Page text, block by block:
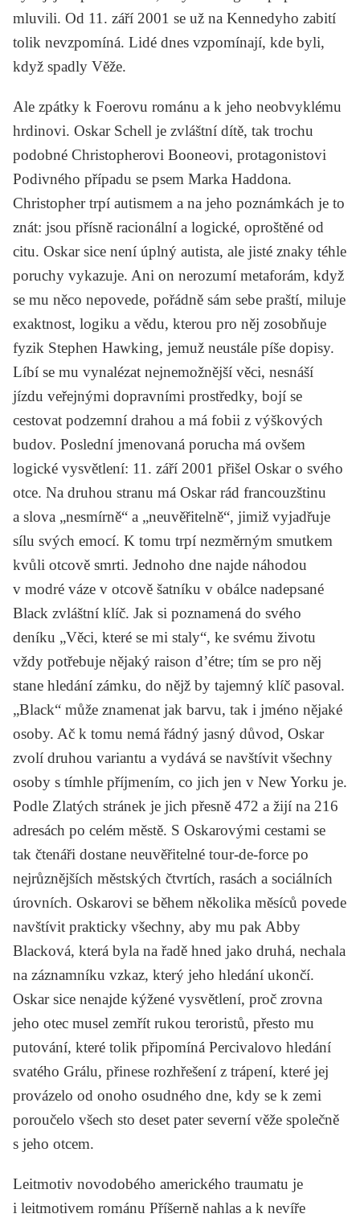
mluvili. Od 11. září 2001 se už na Kennedyho zabití
tolik nevzpomíná. Lidé dnes vzpomínají, kde byli,
když spadly Věže.
Ale zpátky k Foerovu románu a k jeho neobvyklému
hrdinovi. Oskar Schell je zvláštní dítě, tak trochu
podobné Christopherovi Booneovi, protagonistovi
Podivného případu se psem Marka Haddona.
Christopher trpí autismem a na jeho poznámkách je to
znát: jsou přísně racionální a logické, oproštěné od
citu. Oskar sice není úplný autista, ale jisté znaky téhle
poruchy vykazuje. Ani on nerozumí metaforám, když
se mu něco nepovede, pořádně sám sebe praští, miluje
exaktnost, logiku a vědu, kterou pro něj zosobňuje
fyzik Stephen Hawking, jemuž neustále píše dopisy.
Líbí se mu vynalézat nejnemožnější věci, nesnáší
jízdu veřejnými dopravními prostředky, bojí se
cestovat podzemní drahou a má fobii z výškových
budov. Poslední jmenovaná porucha má ovšem
logické vysvětlení: 11. září 2001 přišel Oskar o svého
otce. Na druhou stranu má Oskar rád francouzštinu
a slova „nesmírně“ a „neuvěřitelně“, jimiž vyjadřuje
sílu svých emocí. K tomu trpí nezměrným smutkem
kvůli otcově smrti. Jednoho dne najde náhodou
v modré váze v otcově šatníku v obálce nadepsané
Black zvláštní klíč. Jak si poznamená do svého
deníku „Věci, které se mi staly“, ke svému životu
vždy potřebuje nějaký raison d’étre; tím se pro něj
stane hledání zámku, do nějž by tajemný klíč pasoval.
„Black“ může znamenat jak barvu, tak i jméno nějaké
osoby. Ač k tomu nemá řádný jasný důvod, Oskar
zvolí druhou variantu a vydává se navštívit všechny
osoby s tímhle příjmením, co jich jen v New Yorku je.
Podle Zlatých stránek je jich přesně 472 a žijí na 216
adresách po celém městě. S Oskarovými cestami se
tak čtenáři dostane neuvěřitelné tour-de-force po
nejrůznějších městských čtvrtích, rasách a sociálních
úrovních. Oskarovi se během několika měsíců povede
navštívit prakticky všechny, aby mu pak Abby
Blacková, která byla na řadě hned jako druhá, nechala
na záznamníku vzkaz, který jeho hledání ukončí.
Oskar sice nenajde kýžené vysvětlení, proč zrovna
jeho otec musel zemřít rukou teroristů, přesto mu
putování, které tolik připomíná Percivalovo hledání
svatého Grálu, přinese rozhřešení z trápení, které jej
provázelo od onoho osudného dne, kdy se k zemi
poroučelo všech sto deset pater severní věže společně
s jeho otcem.
Leitmotiv novodobého amerického traumatu je
i leitmotivem románu Příšerně nahlas a k nevíře